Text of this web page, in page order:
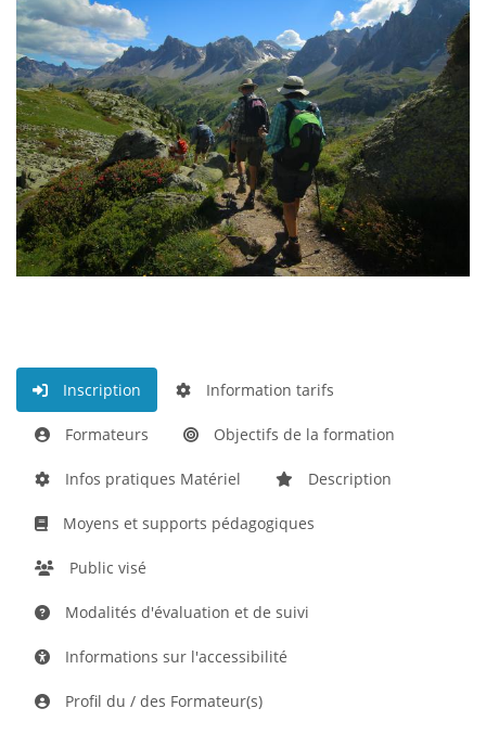
Inscription Information tarifs
Formateurs Objectifs de la formation
Infos pratiques Matériel Description
Moyens et supports pédagogiques
Public visé
Modalités d'évaluation et de suivi
Informations sur l'accessibilité
Profil du / des Formateur(s)